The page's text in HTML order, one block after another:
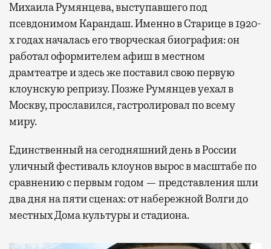
Михаила Румянцева, выступавшего под
псевдонимом Карандаш. Именно в Старице в 1920-
х годах началась его творческая биография: он
работал оформителем афиш в местном
драмтеатре и здесь же поставил свою первую
клоунскую репризу. Позже Румянцев уехал в
Москву, прославился, гастролировал по всему
миру.
Единственный на сегодняшний день в России
уличный фестиваль клоунов вырос в масштабе по
сравнению с первым годом — представления шли
два дня на пяти сценах: от набережной Волги до
местных Дома культуры и стадиона.